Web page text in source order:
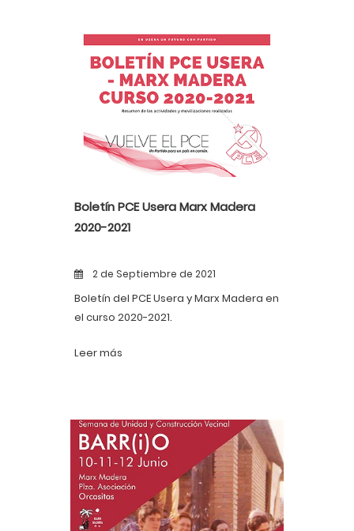
Boletín PCE Usera Marx Madera
2020-2021
2 de Septiembre de 2021
Boletín del PCE Usera y Marx Madera en
el curso 2020-2021.
Leer más